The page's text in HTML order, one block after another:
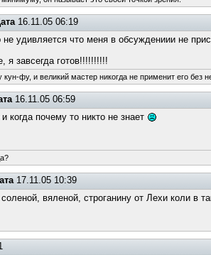
16.11.05 06:19
удивляется что меня в обсуждениии не
я завсегда готов!!!!!!!!!!
кун-фу, и великий мастер никогда не применит его без
16.11.05 06:59
когда почему то никто не знает
17.11.05 10:39
вяленой, строганину от Лехи коли в